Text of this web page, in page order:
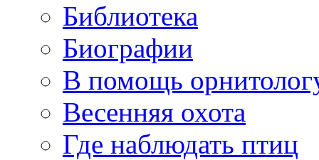
Библиотека
Биографии
В помощь
Весенняя охота
Где наблюдать птиц